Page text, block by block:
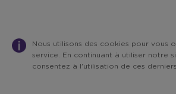
Nous utilisons des cookies pour vous
service. En continuant à utiliser notre
consentez à l'utilisation de ces derniers.